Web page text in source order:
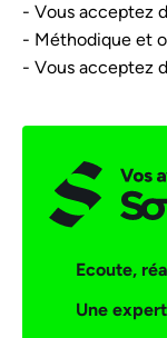
- Vous acceptez
- Méthodique et
- Vous acceptez
Ecoute,
Une